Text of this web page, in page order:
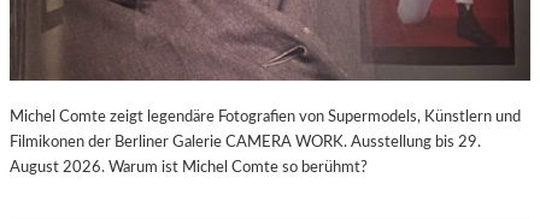
Michel Comte zeigt legendäre Fotografien von Supermodels, Künstlern und
Filmikonen der Berliner Galerie CAMERA WORK. Ausstellung bis 29.
August 2026. Warum ist Michel Comte so berühmt?